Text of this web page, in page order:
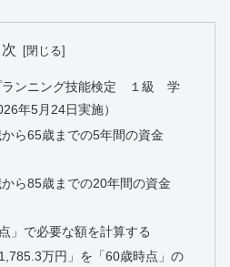
次
ランニング技能検定 １級 学
年5月24日実施）
ら65歳までの5年間の資金
ら85歳までの20年間の資金
」で必要な額を計算する
万円」を「60歳時点」の